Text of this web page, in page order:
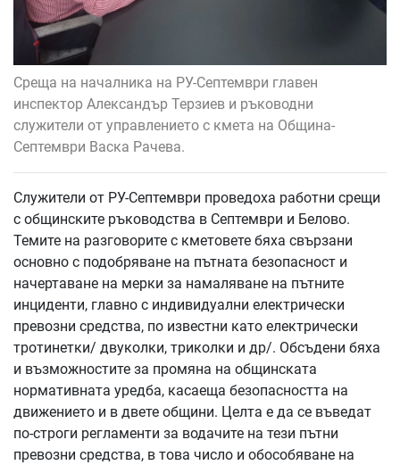
Среща на началника на РУ-Септември главен
инспектор Александър Терзиев и ръководни
служители от управлението с кмета на Община-
Септември Васка Рачева.
Служители от РУ-Септември проведоха работни срещи
с общинските ръководства в Септември и Белово.
Темите на разговорите с кметовете бяха свързани
основно с подобряване на пътната безопасност и
начертаване на мерки за намаляване на пътните
инциденти, главно с индивидуални електрически
превозни средства, по известни като електрически
тротинетки/ двуколки, триколки и др/. Обсъдени бяха
и възможностите за промяна на общинската
нормативната уредба, касаеща безопасността на
движението и в двете общини. Целта е да се въведат
по-строги регламенти за водачите на тези пътни
превозни средства, в това число и обособяване на